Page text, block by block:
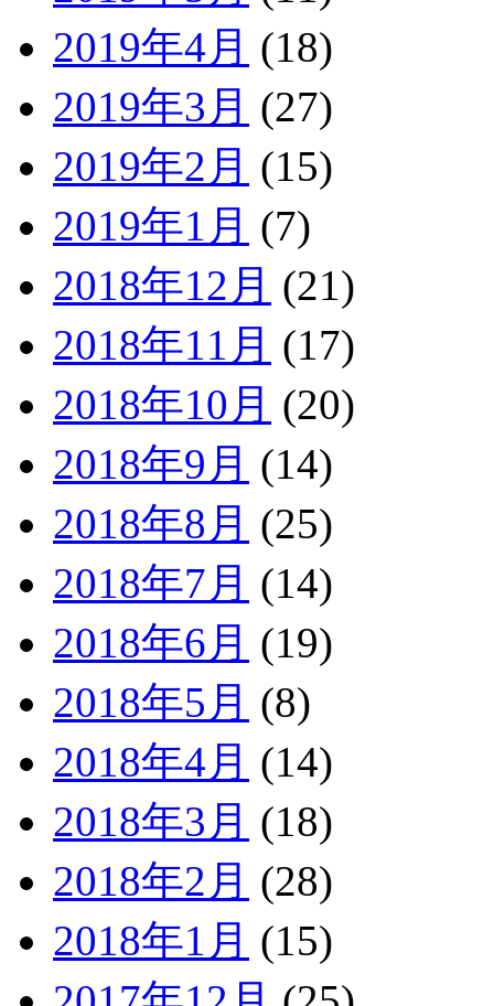
2019年4月 (18)
2019年3月 (27)
2019年2月 (15)
2019年1月 (7)
2018年12月 (21)
2018年11月 (17)
2018年10月 (20)
2018年9月 (14)
2018年8月 (25)
2018年7月 (14)
2018年6月 (19)
2018年5月 (8)
2018年4月 (14)
2018年3月 (18)
2018年2月 (28)
2018年1月 (15)